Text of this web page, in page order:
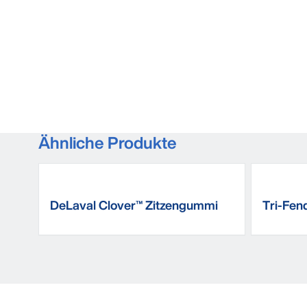
Ähnliche Produkte
DeLaval Clover™ Zitzengummi
Tri-